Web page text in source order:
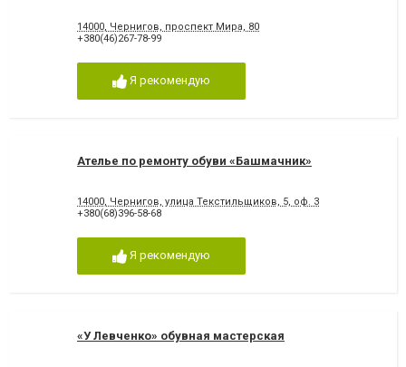
14000, Чернигов, проспект Мира, 80
+380(46)267-78-99
Я рекомендую
Ателье по ремонту обуви «Башмачник»
14000, Чернигов, улица Текстильщиков, 5, оф. 3
+380(68)396-58-68
Я рекомендую
«У Левченко» обувная мастерская